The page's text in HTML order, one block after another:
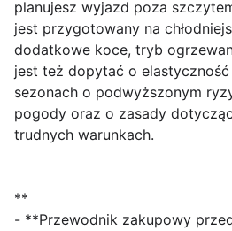
planujesz wyjazd poza
jest przygotowany na
dodatkowe koce, tryb
jest też dopytać o
sezonach o podwyższonym
pogody oraz o zasady
trudnych warunkach.
**
- **Przewodnik zakupowy